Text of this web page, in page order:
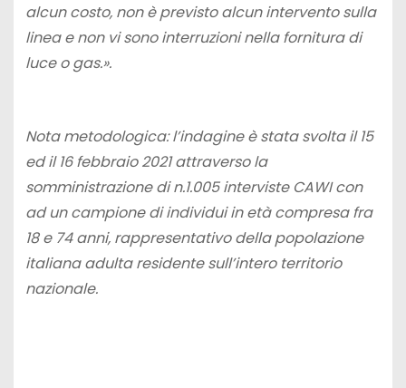
alcun costo, non è previsto alcun intervento sulla
linea e non vi sono interruzioni nella fornitura di
luce o gas.».
Nota metodologica: l’indagine è stata svolta il 15
ed il 16 febbraio 2021 attraverso la
somministrazione di n.1.005 interviste CAWI con
ad un campione di individui in età compresa fra
18 e 74 anni, rappresentativo della popolazione
italiana adulta residente sull’intero territorio
nazionale.